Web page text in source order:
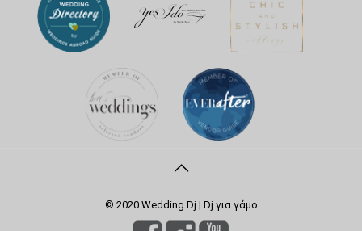
© 2020 Wedding Dj | Dj για γάμο